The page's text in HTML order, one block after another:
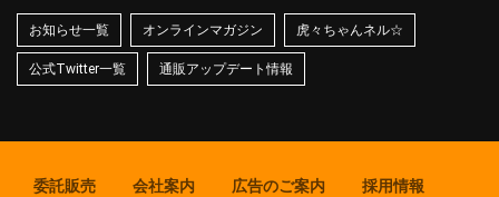
お知らせ一覧 オンラインマガジン 虎々ちゃんネル☆
公式Twitter一覧 通販アップデート情報
委託販売 会社案内 広告のご案内 採用情報